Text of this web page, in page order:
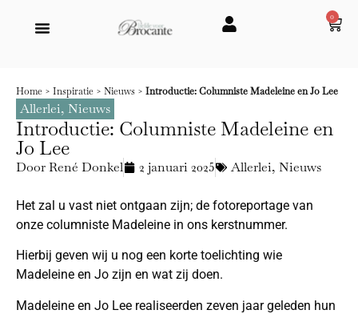
0
Home > Inspiratie > Nieuws > Introductie: Columniste Madeleine en Jo Lee
Allerlei, Nieuws
Introductie: Columniste Madeleine en
Jo Lee
DoorRené Donkel 2 januari 2025 Allerlei, Nieuws
Het zal u vast niet ontgaan zijn; de fotoreportage van
onze columniste Madeleine in ons kerstnummer.
Hierbij geven wij u nog een korte toelichting wie
Madeleine en Jo zijn en wat zij doen.
Madeleine en Jo Lee realiseerden zeven jaar geleden hun